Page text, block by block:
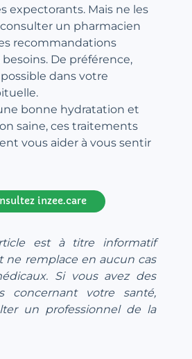
expectorants. Mais ne les
un pharmacien
recommandations
De préférence,
dans votre
bonne hydratation et
saine, ces traitements
vous aider à vous sentir
inzee.care
est à titre informatif
ne remplace en aucun cas
Si vous avez des
concernant votre santé,
un professionnel de la